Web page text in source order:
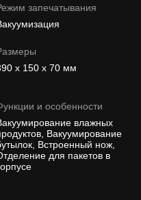
запечатывания
х 150 х 70 мм
и особенности
влажных
Вакуумирование
Встроенный нож,
для пакетов в